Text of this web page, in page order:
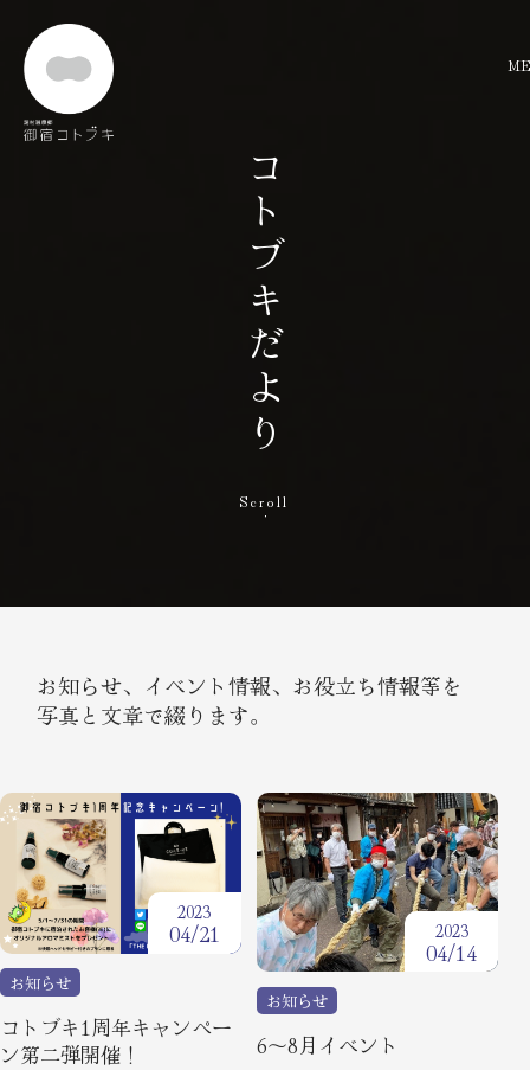
トップ
快眠セラピー
お料理
お部屋
ご予約
温泉
周辺観光
アクセス
マンガで見る御宿コトブキ
宿泊規約・
個人情報保護方針
FAQ バリアフリー情報
お問い合わせ オルソグループ
コトブキだより
お知らせ、イベント情報、お役立ち情報等を
写真と文章で綴ります。
2023
04/21
お知らせ
コトブキ1周年キャンペー
ン第二弾開催！
2023
04/14
お知らせ
6～8月イベント